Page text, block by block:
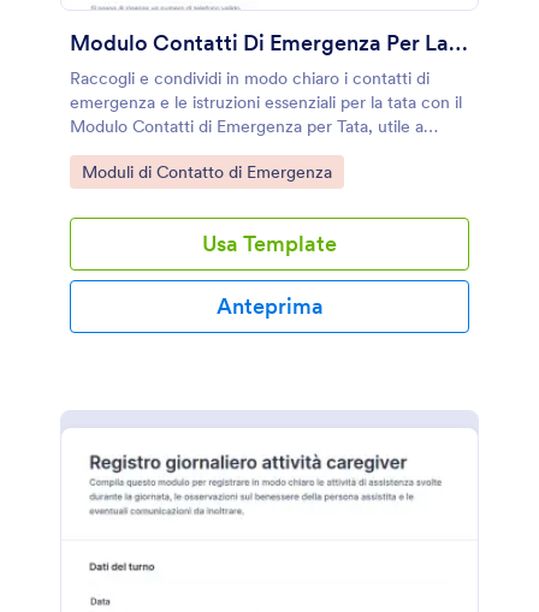
Modulo Contatti Di Emergenza Per La Nanny
Raccogli e condividi in modo chiaro i contatti di
emergenza e le istruzioni essenziali per la tata con il
Modulo Contatti di Emergenza per Tata, utile a
famiglie e servizi di assistenza per una raccolta dati
rapida e ordinata.
Go to Category:
Moduli di Contatto di Emergenza
Usa Template
Anteprima